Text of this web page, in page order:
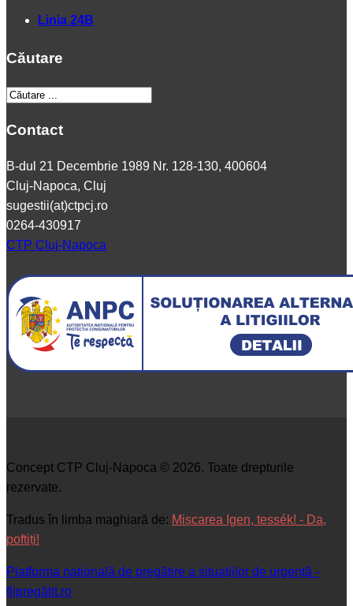
Linia 24B
Căutare
Contact
B-dul 21 Decembrie 1989 Nr. 128-130, 400604
Cluj-Napoca, Cluj
sugestii(at)ctpcj.ro
0264-430917
CTP Cluj-Napoca
Concept CTP Cluj-Napoca © 2026. Toate drepturile
rezervate.
Tradus în limba maghiară de: Mișcarea Igen, tessék! - Da,
poftiți!
Platforma națională de pregătire a situațiilor de urgență -
fiipregătit.ro